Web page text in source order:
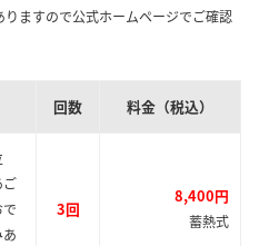
ますので公式ホームページでご確認
回数 料金（税込）
ご
3回
8,400円
蓄熱式